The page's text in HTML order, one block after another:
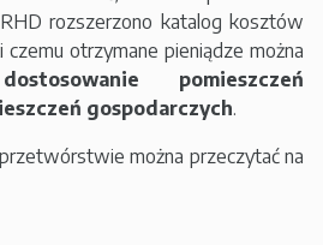
RHD rozszerzono katalog kosztów
otrzymane pieniądze można
dostosowanie pomieszczeń
gospodarczych.
można przeczytać na